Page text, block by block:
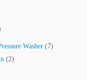
Washer (7)
(2)